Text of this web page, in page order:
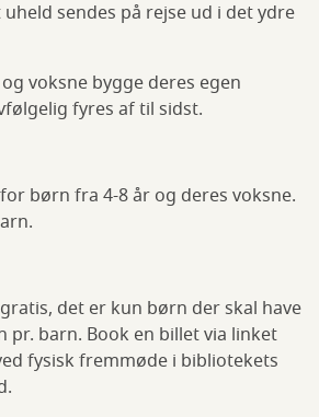
sendes på rejse ud i det ydre
voksne bygge deres egen
fyres af til sidst.
børn fra 4-8 år og deres voksne.
det er kun børn der skal have
pr. barn. Book en billet via linket
fysisk fremmøde i bibliotekets